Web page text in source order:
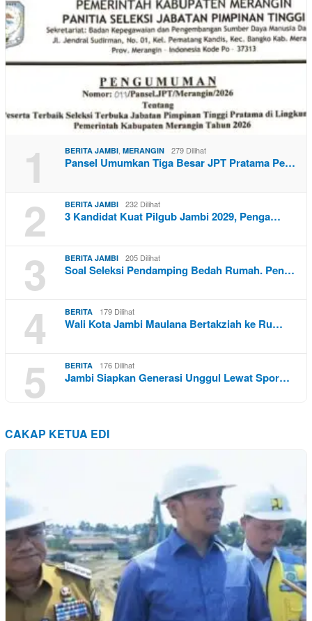
1 BERITA JAMBI MERANGIN 279 Dilihat
Pansel Umumkan Tiga Besar JPT Pratama Pe…
2 BERITA JAMBI 232 Dilihat
3 Kandidat Kuat Pilgub Jambi 2029, Penga…
3 BERITA JAMBI 205 Dilihat
Soal Seleksi Pendamping Bedah Rumah. Pen…
4 BERITA 179 Dilihat
Wali Kota Jambi Maulana Bertakziah ke Ru…
5 BERITA 176 Dilihat
Jambi Siapkan Generasi Unggul Lewat Spor…
CAKAP KETUA EDI